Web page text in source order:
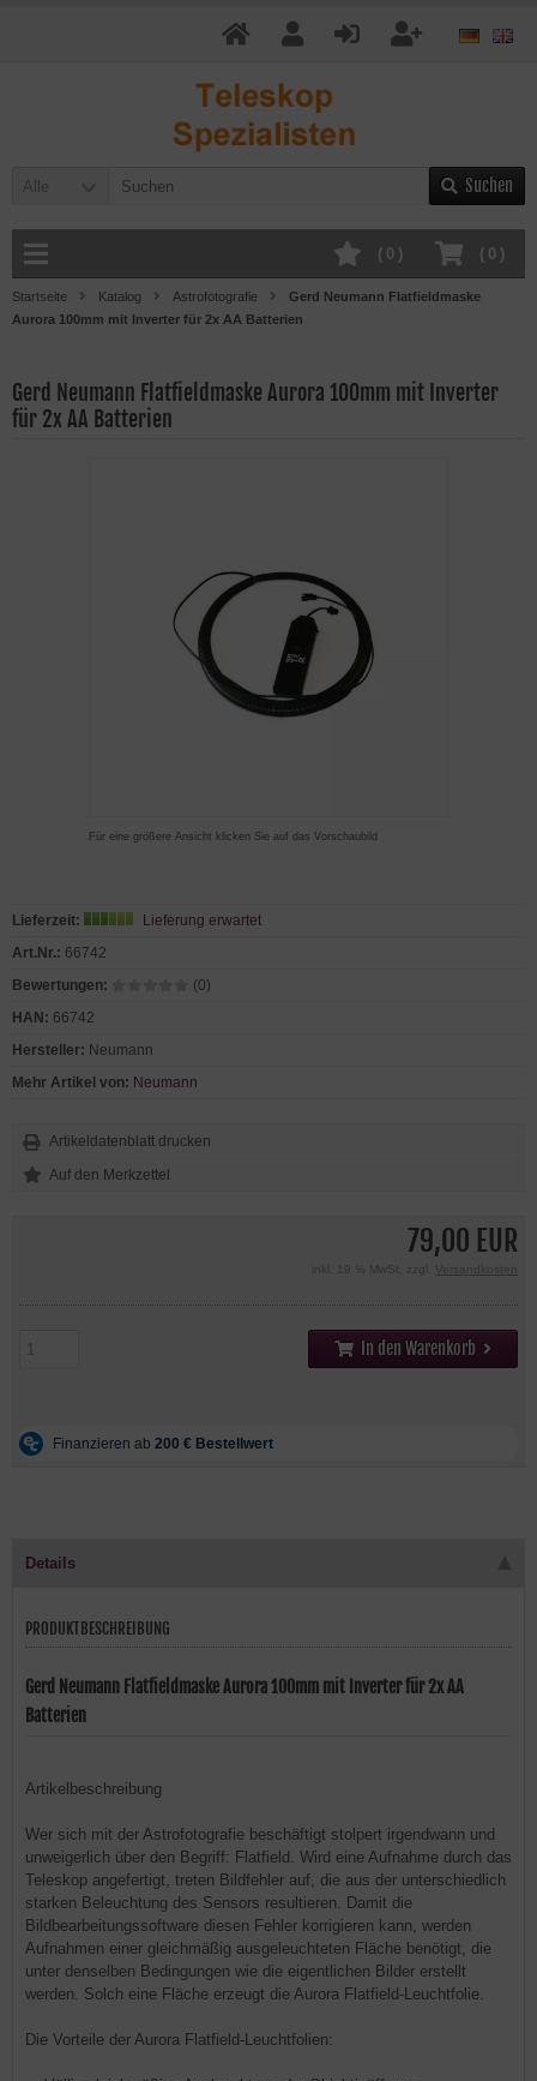
Alle Suchen
( 0 )
( 0 )
Startseite Katalog Astrofotografie
Gerd Neumann Flatfieldmaske
Aurora 100mm mit Inverter für 2x AA Batterien
Gerd Neumann Flatfieldmaske Aurora 100mm mit Inverter
für 2x AA Batterien
Für eine größere Ansicht klicken Sie auf das Vorschaubild
79,00 EUR
inkl. 19 % MwSt. zzgl. Versandkosten
In den Warenkorb
Lieferzeit:
Lieferung erwartet
Art.Nr.: 66742
Bewertungen:
(0)
HAN: 66742
Hersteller: Neumann
Mehr Artikel von: Neumann
Artikeldatenblatt drucken
Details
PRODUKTBESCHREIBUNG
Gerd Neumann Flatfieldmaske Aurora 100mm mit Inverter für 2x AA
Batterien
Artikelbeschreibung
Wer sich mit der Astrofotografie beschäftigt stolpert irgendwann und
unweigerlich über den Begriff: Flatfield. Wird eine Aufnahme durch das
Teleskop angefertigt, treten Bildfehler auf, die aus der unterschiedlich
starken Beleuchtung des Sensors resultieren. Damit die
Bildbearbeitungssoftware diesen Fehler korrigieren kann, werden
Aufnahmen einer gleichmäßig ausgeleuchteten Fläche benötigt, die
unter denselben Bedingungen wie die eigentlichen Bilder erstellt
werden. Solch eine Fläche erzeugt die Aurora Flatfield-Leuchtfolie.
Die Vorteile der Aurora Flatfield-Leuchtfolien: